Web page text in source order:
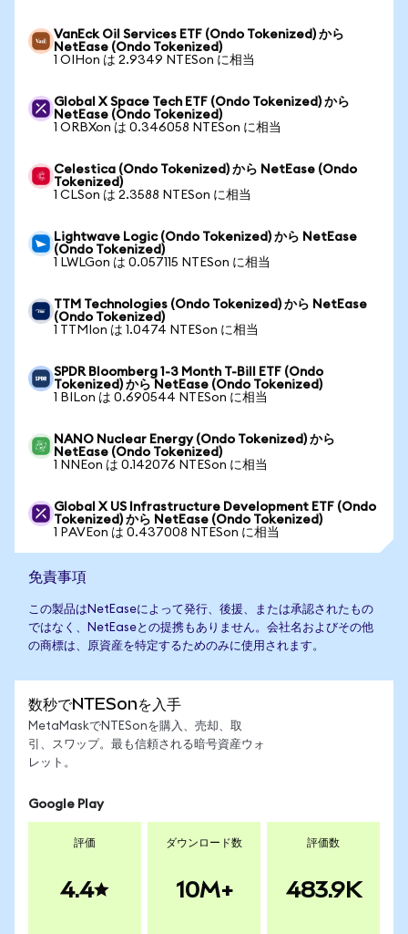
VanEck Oil Services ETF (Ondo Tokenized) から
NetEase (Ondo Tokenized)
1 OIHon は 2.9349 NTESon に相当
Global X Space Tech ETF (Ondo Tokenized) から
NetEase (Ondo Tokenized)
1 ORBXon は 0.346058 NTESon に相当
Celestica (Ondo Tokenized) から NetEase (Ondo
Tokenized)
1 CLSon は 2.3588 NTESon に相当
Lightwave Logic (Ondo Tokenized) から NetEase
(Ondo Tokenized)
1 LWLGon は 0.057115 NTESon に相当
TTM Technologies (Ondo Tokenized) から NetEase
(Ondo Tokenized)
1 TTMIon は 1.0474 NTESon に相当
SPDR Bloomberg 1-3 Month T-Bill ETF (Ondo
Tokenized) から NetEase (Ondo Tokenized)
1 BILon は 0.690544 NTESon に相当
NANO Nuclear Energy (Ondo Tokenized) から
NetEase (Ondo Tokenized)
1 NNEon は 0.142076 NTESon に相当
Global X US Infrastructure Development ETF (Ondo
Tokenized) から NetEase (Ondo Tokenized)
1 PAVEon は 0.437008 NTESon に相当
免責事項
この製品はNetEaseによって発行、後援、または承認されたもの
ではなく、NetEaseとの提携もありません。会社名およびその他
の商標は、原資産を特定するためのみに使用されます。
数秒でNTESonを入手
MetaMaskでNTESonを購入、売却、取
引、スワップ。最も信頼される暗号資産ウォ
レット。
Google Play
評価
4.4
ダウンロード数
10M+
評価数
483.9K